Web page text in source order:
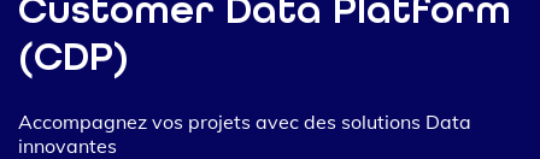
Customer Data Platform
(CDP)
Accompagnez vos projets avec des solutions Data
innovantes